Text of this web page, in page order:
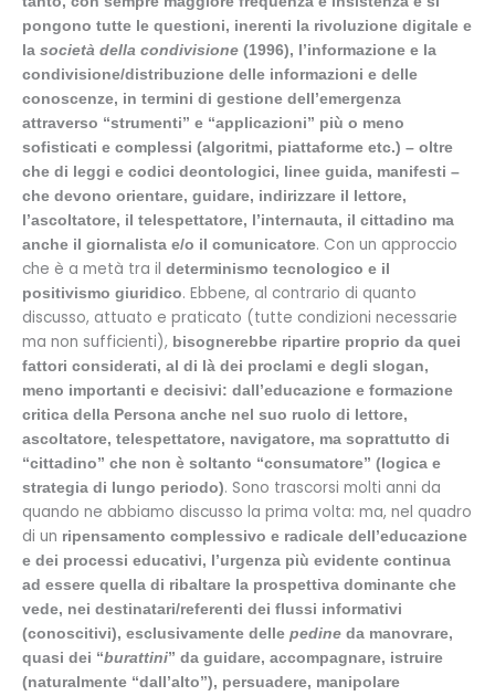
pongono tutte le questioni, inerenti la rivoluzione digitale e
la società della condivisione (1996), l’informazione e la
condivisione/distribuzione delle informazioni e delle
conoscenze, in termini di gestione dell’emergenza
attraverso “strumenti” e “applicazioni” più o meno
sofisticati e complessi (algoritmi, piattaforme etc.) – oltre
che di leggi e codici deontologici, linee guida, manifesti –
che devono orientare, guidare, indirizzare il lettore,
l’ascoltatore, il telespettatore, l’internauta, il cittadino ma
anche il giornalista e/o il comunicatore. Con un approccio
che è a metà tra il determinismo tecnologico e il
positivismo giuridico. Ebbene, al contrario di quanto
discusso, attuato e praticato (tutte condizioni necessarie
ma non sufficienti), bisognerebbe ripartire proprio da quei
fattori considerati, al di là dei proclami e degli slogan,
meno importanti e decisivi: dall’educazione e formazione
critica della Persona anche nel suo ruolo di lettore,
ascoltatore, telespettatore, navigatore, ma soprattutto di
“cittadino” che non è soltanto “consumatore” (logica e
strategia di lungo periodo). Sono trascorsi molti anni da
quando ne abbiamo discusso la prima volta: ma, nel quadro
di un ripensamento complessivo e radicale dell’educazione
e dei processi educativi, l’urgenza più evidente continua
ad essere quella di ribaltare la prospettiva dominante che
vede, nei destinatari/referenti dei flussi informativi
(conoscitivi), esclusivamente delle pedine da manovrare,
quasi dei “burattini” da guidare, accompagnare, istruire
(naturalmente “dall’alto”), persuadere, manipolare